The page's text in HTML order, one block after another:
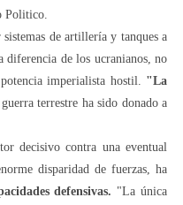
Politico.
de artillería y tanques a
diferencia de los ucranianos, no
imperialista hostil. "La
terrestre ha sido donado a
decisivo contra una eventual
disparidad de fuerzas, ha
defensivas. "La única